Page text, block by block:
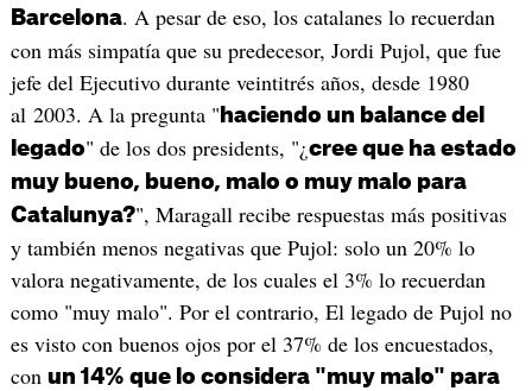
Barcelona. A pesar de eso, los catalanes lo recuerdan
con más simpatía que su predecesor, Jordi Pujol, que fue
jefe del Ejecutivo durante veintitrés años, desde 1980
al 2003. A la pregunta " haciendo un balance del
legado" de los dos presidents, "¿cree que ha estado
muy bueno, bueno, malo o muy malo para
Catalunya?", Maragall recibe respuestas más positivas
y también menos negativas que Pujol: solo un 20% lo
valora negativamente, de los cuales el 3% lo recuerdan
como "muy malo". Por el contrario, El legado de Pujol no
es visto con buenos ojos por el 37% de los encuestados,
con un 14% que lo considera "muy malo" para